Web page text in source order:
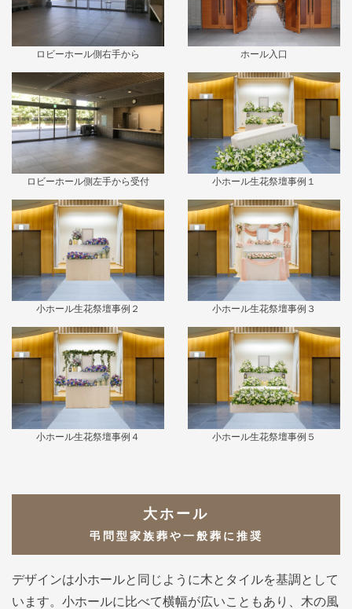
ロビーホール側右手から ホール入口
ロビーホール側左手から受付 小ホール生花祭壇事例１
小ホール生花祭壇事例２ 小ホール生花祭壇事例３
小ホール生花祭壇事例４ 小ホール生花祭壇事例５
大ホール
弔問型家族葬や一般葬に推奨
デザインは小ホールと同じように木とタイルを基調として
います。小ホールに比べて横幅が広いこともあり、木の風